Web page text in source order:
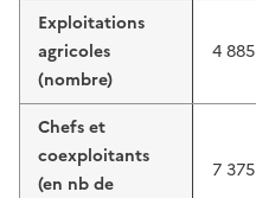
Exploitations
agricoles
(nombre)
4 885
Chefs et
coexploitants
(en nb de
7 375